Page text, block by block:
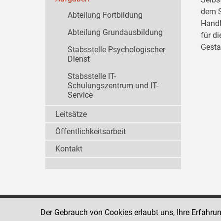
dem
für
Abteilung Fortbildung
Abteilung Grundausbildung
Stabsstelle Psychologischer
Dienst
Stabsstelle IT-
Schulungszentrum und IT-
Service
Leitsätze
Öffentlichkeitsarbeit
Kontakt
Strafvollzugsakademie
1080 Wien
Der Gebrauch von Cookies erlaubt uns, Ihre